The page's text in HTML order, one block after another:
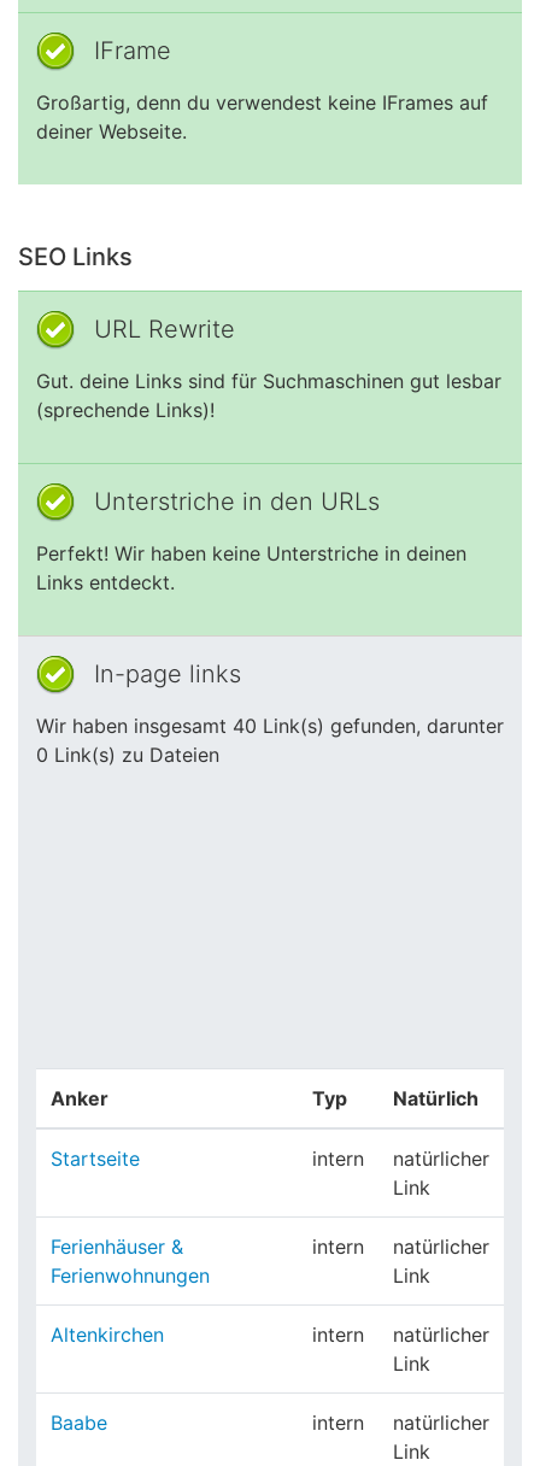
IFrame
Großartig, denn du verwendest keine IFrames auf
deiner Webseite.
SEO Links
URL Rewrite
Gut. deine Links sind für Suchmaschinen gut lesbar
(sprechende Links)!
Unterstriche in den URLs
Perfekt! Wir haben keine Unterstriche in deinen
Links entdeckt.
In-page links
Wir haben insgesamt 40 Link(s) gefunden, darunter
0 Link(s) zu Dateien
Anker Typ Natürlich
Startseite intern
natürlicher
Link
Ferienhäuser &
Ferienwohnungen
intern
natürlicher
Link
Altenkirchen intern
natürlicher
Link
Baabe intern
natürlicher
Link